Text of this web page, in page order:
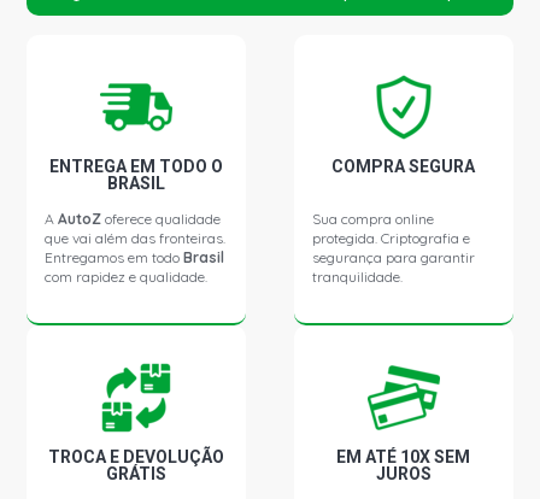
DAILY STD PICKUP 2.8 8V DIESEL (1999 - 2007)
DAILY STD VAN 2.8 8V DIESEL (1999 - 2007)
ENTREGA EM TODO O
BRASIL
AAutoZ oferece qualidade
que vai além das fronteiras.
Entregamos em todoBrasil
com rapidez e qualidade.
COMPRA SEGURA
Sua compra online
protegida. Criptografia e
segurança para garantir
tranquilidade.
TROCA E DEVOLUÇÃO
GRÁTIS
EM ATÉ 10X SEM
JUROS